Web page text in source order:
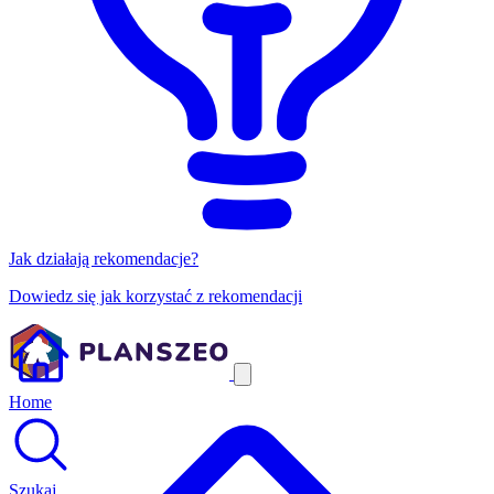
Jak działają rekomendacje?
Dowiedz się jak korzystać z rekomendacji
Home
Szukaj